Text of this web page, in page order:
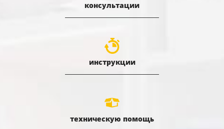
консультации
инструкции
техническую помощь